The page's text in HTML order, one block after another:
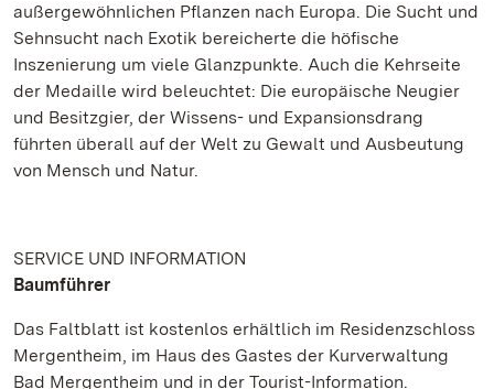
außergewöhnlichen Pflanzen nach Europa. Die Sucht und
Sehnsucht nach Exotik bereicherte die höfische
Inszenierung um viele Glanzpunkte. Auch die Kehrseite
der Medaille wird beleuchtet: Die europäische Neugier
und Besitzgier, der Wissens- und Expansionsdrang
führten überall auf der Welt zu Gewalt und Ausbeutung
von Mensch und Natur.
SERVICE UND INFORMATION
Baumführer
Das Faltblatt ist kostenlos erhältlich im Residenzschloss
Mergentheim, im Haus des Gastes der Kurverwaltung
Bad Mergentheim und in der Tourist-Information.